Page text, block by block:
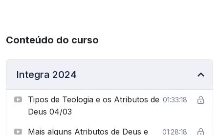
Conteúdo do curso
Integra 2024
Tipos de Teologia e os Atributos de
Deus 04/03
01:33:18
Mais alguns Atributos de Deus e
01:28:18